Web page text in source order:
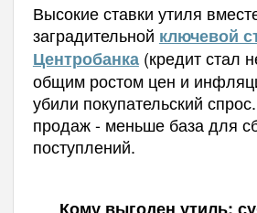
Высокие ставки утиля
заградительной ключевой
Центробанка(кредит стал
общим ростом цен и
убили покупательский
продаж - меньше база для
поступлений.